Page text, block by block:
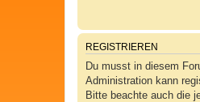
REGISTRIEREN
Du musst in diesem
Administration kann
Bitte beachte auch die